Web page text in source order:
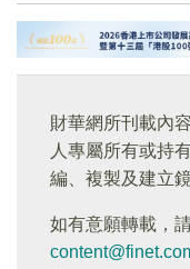
財華網所刊載內
人專屬所有或持
編、複製及建立
如有意願轉載，